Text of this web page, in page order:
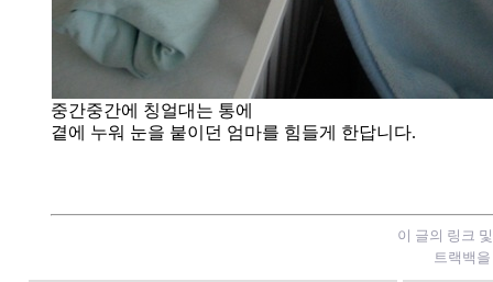
중간중간에 칭얼대는 통에
곁에 누워 눈을 붙이던 엄마를 힘들게 한답니다.
이 글의 링크
트랙백